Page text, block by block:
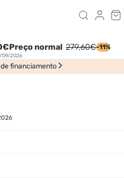
Preço normal 279,60€-11%
09/2026
financiamento